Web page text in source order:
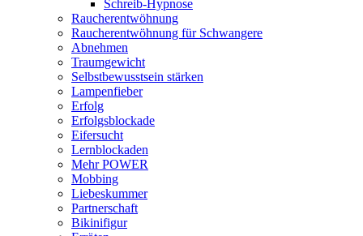
Schreib-Hypnose
Raucherentwöhnung
Raucherentwöhnung für Schwangere
Abnehmen
Traumgewicht
Selbstbewusstsein stärken
Lampenfieber
Erfolg
Erfolgsblockade
Eifersucht
Lernblockaden
Mehr POWER
Mobbing
Liebeskummer
Partnerschaft
Bikinifigur